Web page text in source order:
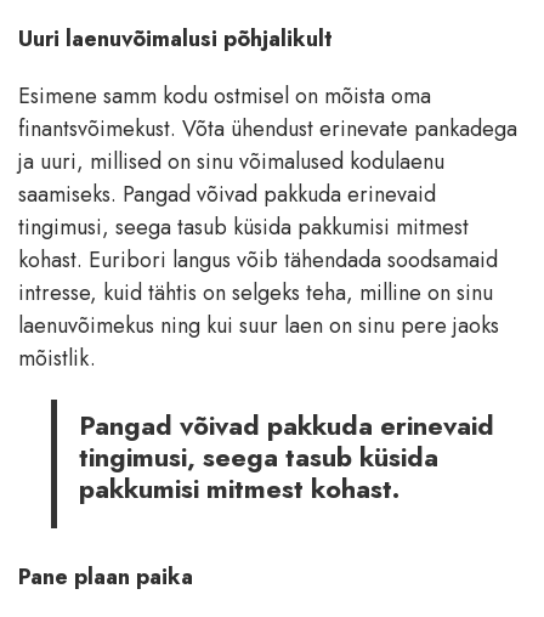
Uuri laenuvõimalusi põhjalikult
Esimene samm kodu ostmisel on mõista oma
finantsvõimekust. Võta ühendust erinevate pankadega
ja uuri, millised on sinu võimalused kodulaenu
saamiseks. Pangad võivad pakkuda erinevaid
tingimusi, seega tasub küsida pakkumisi mitmest
kohast. Euribori langus võib tähendada soodsamaid
intresse, kuid tähtis on selgeks teha, milline on sinu
laenuvõimekus ning kui suur laen on sinu pere jaoks
mõistlik.
Pangad võivad pakkuda erinevaid
tingimusi, seega tasub küsida
pakkumisi mitmest kohast.
Pane plaan paika